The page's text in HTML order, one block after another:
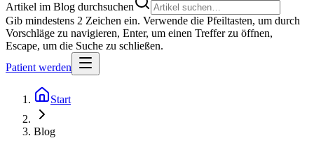
Artikel im Blog durchsuchen
Gib mindestens 2 Zeichen ein. Verwende die Pfeiltasten, um durch
Vorschläge zu navigieren, Enter, um einen Treffer zu öffnen,
Escape, um die Suche zu schließen.
Patient werden
Start
Blog